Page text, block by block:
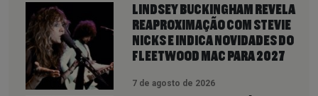
LINDSEY BUCKINGHAM REVELA
REAPROXIMAÇÃO COM STEVIE
NICKS E INDICA NOVIDADES DO
FLEETWOOD MAC PARA 2027
7 de agosto de 2026